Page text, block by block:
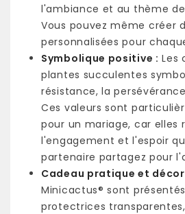
l'ambiance et au thème
Vous pouvez même créer
personnalisées pour
Symbolique positive : Les
plantes succulentes
résistance, la
Ces valeurs sont
pour un mariage, car elles
l'engagement et l'espoir
partenaire partagez pour
Cadeau pratique et
Minicactus® sont
protectrices